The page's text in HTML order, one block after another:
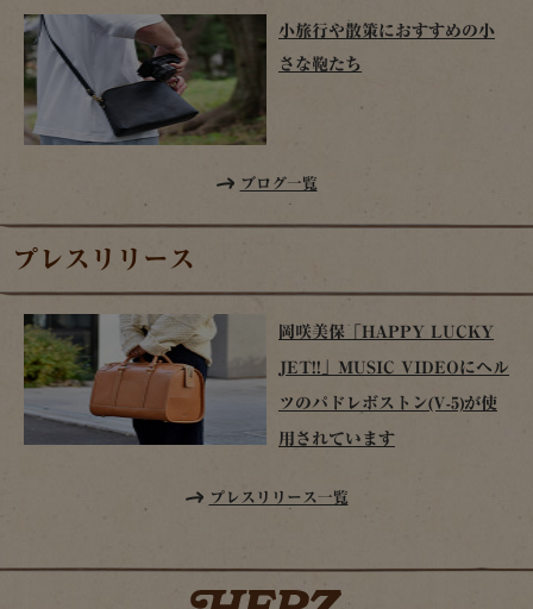
小旅行や散策におすすめの小
さな鞄たち
ブログ一覧
プレスリリース
岡咲美保「HAPPY LUCKY
JET!!」MUSIC VIDEOにヘル
ツのパドレボストン(V-5)が使
用されています
プレスリリース一覧